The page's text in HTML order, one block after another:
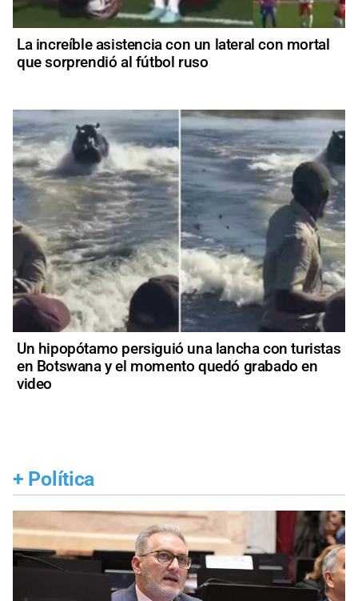
La increíble asistencia con un lateral con mortal
que sorprendió al fútbol ruso
Un hipopótamo persiguió una lancha con turistas
en Botswana y el momento quedó grabado en
video
+ Política